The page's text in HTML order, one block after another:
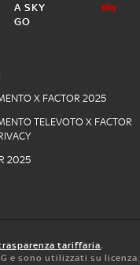
A SKY
GO
X FACTOR 2025
TELEVOTO X FACTOR
2025
tariffaria,
e sono utilizzati su licenza.